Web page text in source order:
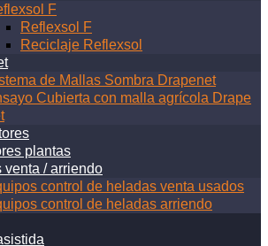
F
Reflexsol F
Reciclaje Reflexsol
de Mallas Sombra Drapenet
Cubierta con malla agrícola Drape
plantas
venta / arriendo
control de heladas venta usados
control de heladas arriendo